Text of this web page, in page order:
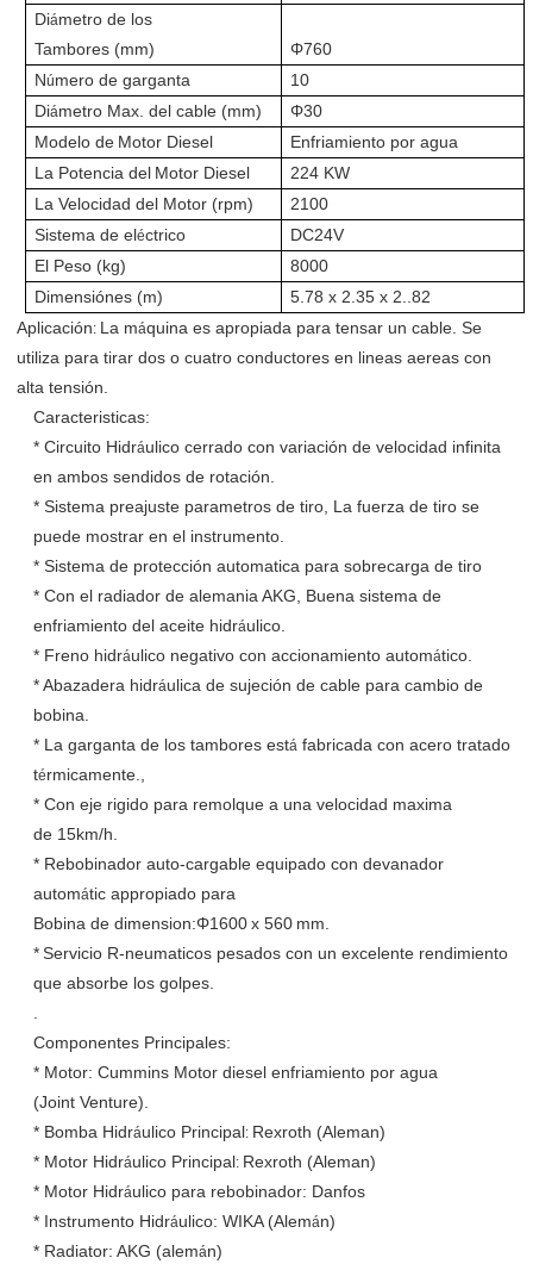
Diámetro de los
Tambores (mm) Φ760
Número de garganta
10
Diámetro Max. del cable (mm)
Φ30
Modelo de Motor Diesel
Enfriamiento por agua
La Potencia del Motor Diesel
224 KW
La Velocidad del Motor (rpm)
2100
Sistema deeléctrico
DC24V
El Peso (kg)
8000
Dimensiónes (m) 5.78 x 2.35 x 2..82
Aplicación: La máquina es apropiada para tensar un cable. Se
utiliza para tirar dos o cuatro conductores en lineas aereas con
alta tensión.
Caracteristicas:
*Circuito Hidráulico cerrado con variación de velocidad infinita
en ambos sendidos de rotación.
*Sistema preajuste parametros de tiro, La fuerza de tiro se
puede mostrar en el instrumento.
*Sistema de protecciónautomatica para sobrecarga de tiro
*Con el radiador de alemania AKG, Buena sistema de
enfriamiento del aceite hidráulico.
* Freno hidráulico negativocon accionamiento automático.
* Abazadera hidráulica de sujeción de cable para cambio de
bobina.
* La garganta de los tambores está fabricada con acero tratado
térmicamente.,
* Con eje rigido para remolque a una velocidad maxima
de 15km/h.
* Rebobinador auto-cargable equipado con devanador
automátic appropiado para
Bobina de dimension:Φ1600x 560 mm.
*Servicio R-neumaticos pesados con un excelente rendimiento
que absorbe los golpes.
.
Componentes Principales:
* Motor: Cummins Motor diesel enfriamiento por agua
(Joint Venture).
* Bomba Hidráulico Principal: Rexroth (Aleman)
* Motor Hidráulico Principal: Rexroth (Aleman)
* Motor Hidráulico para rebobinador: Danfos
* Instrumento Hidráulico: WIKA (Alemán)
* Radiator: AKG (alemán)